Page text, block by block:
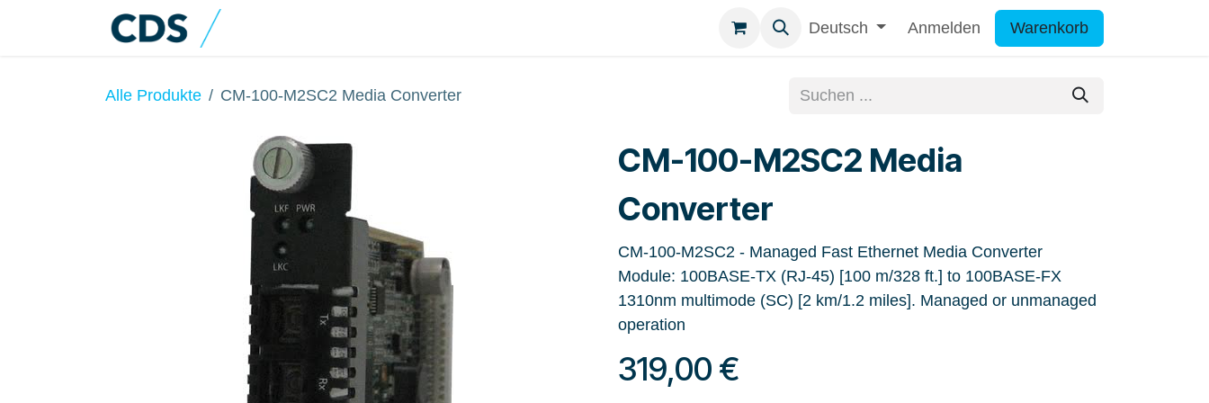
Zum Inhalt springen
Deutsch Anmelden Warenkorb
Alle Produkte CM-100-M2SC2 Media Converter
CM-100-M2SC2 Media
Converter
CM-100-M2SC2 - Managed Fast Ethernet Media Converter
Module: 100BASE-TX (RJ-45) [100 m/328 ft.] to 100BASE-FX
1310nm multimode (SC) [2 km/1.2 miles]. Managed or unmanaged
operation
319,00 €